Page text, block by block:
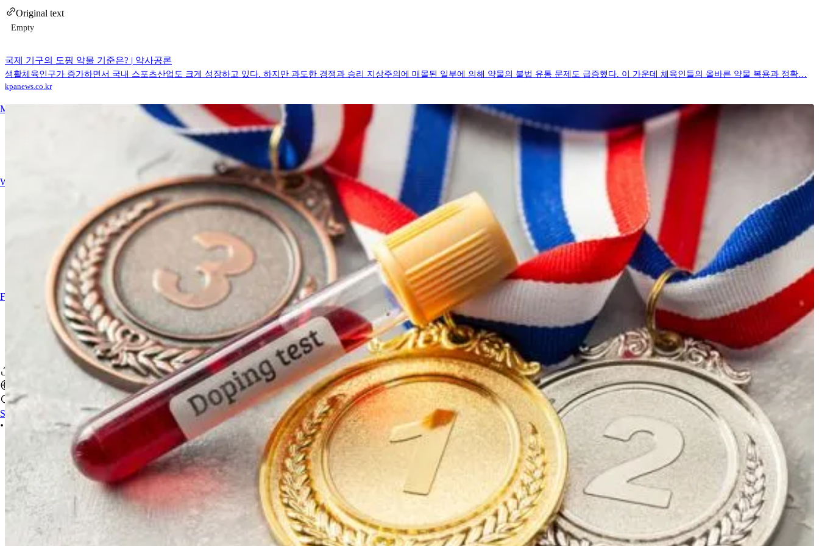
Major events
Writing activities
Find a sports pharmacist
Sign In
Original text
Empty
국제 기구의 도핑 약물 기준은? | 약사공론
생활체육인구가 증가하면서 국내 스포츠산업도 크게 성장하고 있다. 하지만 과도한 경쟁과 승리 지상주의에 매몰된 일부에 의해 약물의 불법 유통 문제도 급증했다. 이 가운데 체육인들의 올바른 약물 복용과 정확…
kpanews.co.kr